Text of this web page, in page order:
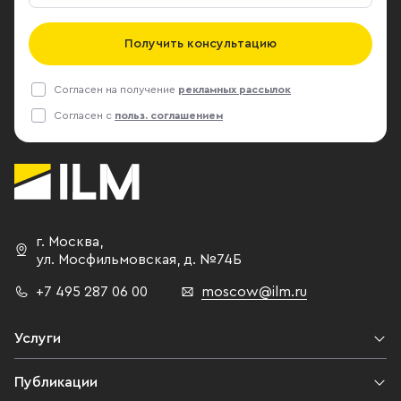
Получить консультацию
Согласен на получение рекламных рассылок
Согласен с польз. соглашением
г. Москва,
ул. Мосфильмовская, д. №74Б
+7 495 287 06 00 moscow@ilm.ru
Услуги
Публикации